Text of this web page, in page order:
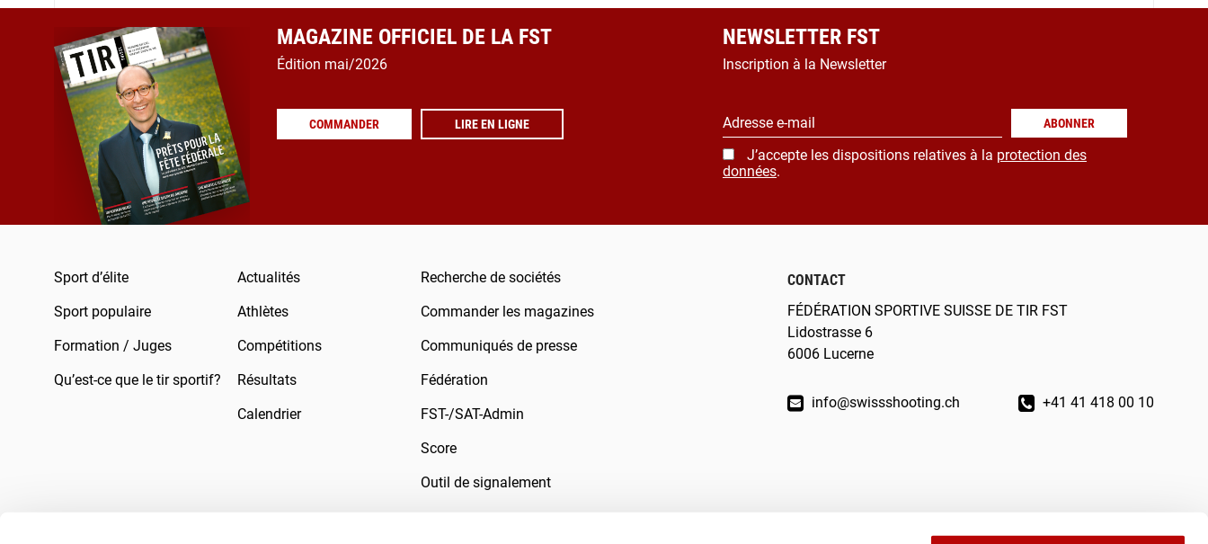
MAGAZINE OFFICIEL DE LA FST
Édition mai/2026
COMMANDER LIRE EN LIGNE
NEWSLETTER FST
Inscription à la Newsletter
Adresse e-mail ABONNER
J’accepte les dispositions relatives à la protection des
données.
Sport d’élite
Sport populaire
Formation / Juges
Qu’est-ce que le tir sportif?
Actualités
Athlètes
Compétitions
Résultats
Calendrier
Recherche de sociétés
Commander les magazines
Communiqués de presse
Fédération
FST-/SAT-Admin
Score
Outil de signalement
CONTACT
FÉDÉRATION SPORTIVE SUISSE DE TIR FST
Lidostrasse 6
6006 Lucerne
info@swissshooting.ch +41 41 418 00 10